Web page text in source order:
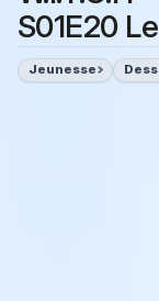
S01E20
Jeunesse